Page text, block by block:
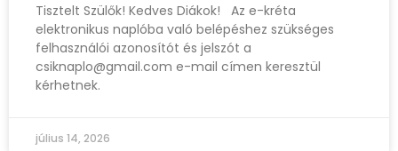
Tisztelt Szülők! Kedves Diákok! Az e-kréta
elektronikus naplóba való belépéshez szükséges
felhasználói azonosítót és jelszót a
csiknaplo@gmail.com e-mail címen keresztül
kérhetnek.
július 14, 2026